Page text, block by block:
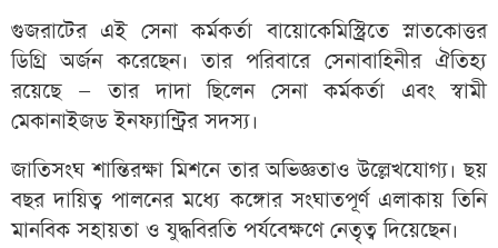
গুজরাটের এই সেনা কর্মকর্তা বায়োকেমিস্ট্রিতে স্নাতকোত্তর
ডিগ্রি অর্জন করেছেন। তার পরিবারে সেনাবাহিনীর ঐতিহ্য
রয়েছে — তার দাদা ছিলেন সেনা কর্মকর্তা এবং স্বামী
মেকানাইজড ইনফ্যান্ট্রির সদস্য।
জাতিসংঘ শান্তিরক্ষা মিশনে তার অভিজ্ঞতাও উল্লেখযোগ্য। ছয়
বছর দায়িত্ব পালনের মধ্যে কঙ্গোর সংঘাতপূর্ণ এলাকায় তিনি
মানবিক সহায়তা ও যুদ্ধবিরতি পর্যবেক্ষণে নেতৃত্ব দিয়েছেন।